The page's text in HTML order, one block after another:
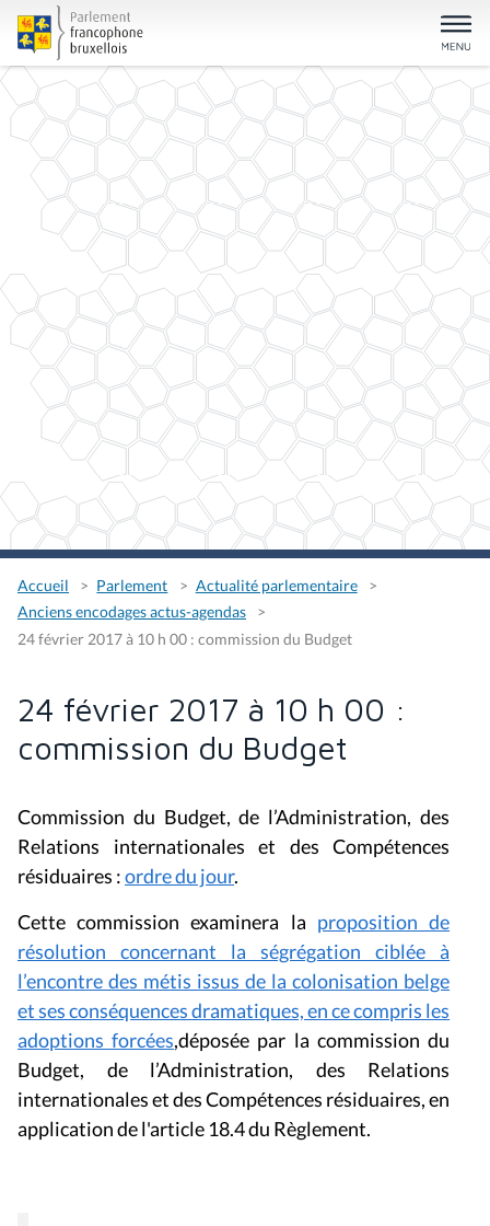
Accueil Parlement
Actualité parlementaire
Anciens encodages actus-agendas
24 février 2017 à 10 h 00 : commission du Budget
24 février 2017 à 10 h 00 :
commission du Budget
Commission du Budget, de l’Administration, des
Relations internationales et des Compétences
résiduaires :ordre du jour.
Cette commission examinera la proposition de
résolution concernant la ségrégation ciblée à
l’encontre des métis issus de la colonisation belge
et ses conséquences dramatiques, en ce compris les
adoptions forcées,déposée par la commission du
Budget, de l’Administration, des Relations
internationales et des Compétences résiduaires, en
application de l'article 18.4 du Règlement.